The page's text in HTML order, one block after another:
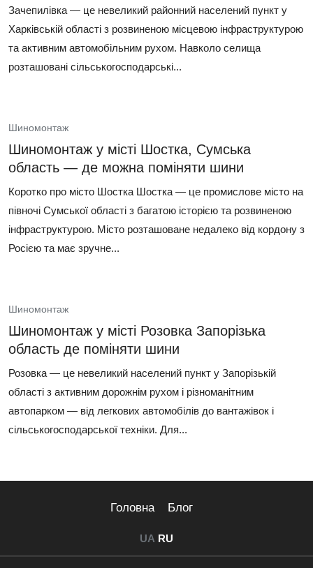
Зачепилівка — це невеликий районний населений пункт у
Харківській області з розвиненою місцевою інфраструктурою
та активним автомобільним рухом. Навколо селища
розташовані сільськогосподарські...
Шиномонтаж
Шиномонтаж у місті Шостка, Сумська
область — де можна поміняти шини
Коротко про місто Шостка Шостка — це промислове місто на
півночі Сумської області з багатою історією та розвиненою
інфраструктурою. Місто розташоване недалеко від кордону з
Росією та має зручне...
Шиномонтаж
Шиномонтаж у місті Розовка Запорізька
область де поміняти шини
Розовка — це невеликий населений пункт у Запорізькій
області з активним дорожнім рухом і різноманітним
автопарком — від легкових автомобілів до вантажівок і
сільськогосподарської техніки. Для...
Головна Блог
UA RU